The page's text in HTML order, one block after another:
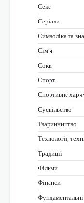
Секс
Серіали
Символіка та
Сім’я
Соки
Спорт
Спортивне
Суспільство
Тваринництво
Технології,
Традиції
Фільми
Фінанси